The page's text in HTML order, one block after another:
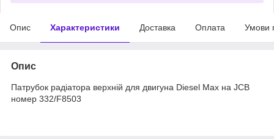
Опис Характеристики Доставка Оплата Умови
Опис
Патрубок радіатора верхній для двигуна Diesel Max на JCB
номер 332/F8503